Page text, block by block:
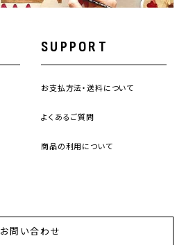
SUPPORT
お支払方法・送料について
よくあるご質問
商品の利用について
お問い合わせ